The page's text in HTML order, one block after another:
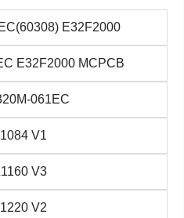
E32F2000
E32F2000 MCPCB
061EC
V1
V3
V2